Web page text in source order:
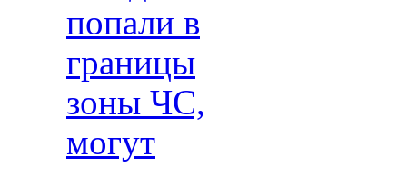
попали в
границы
зоны ЧС,
могут